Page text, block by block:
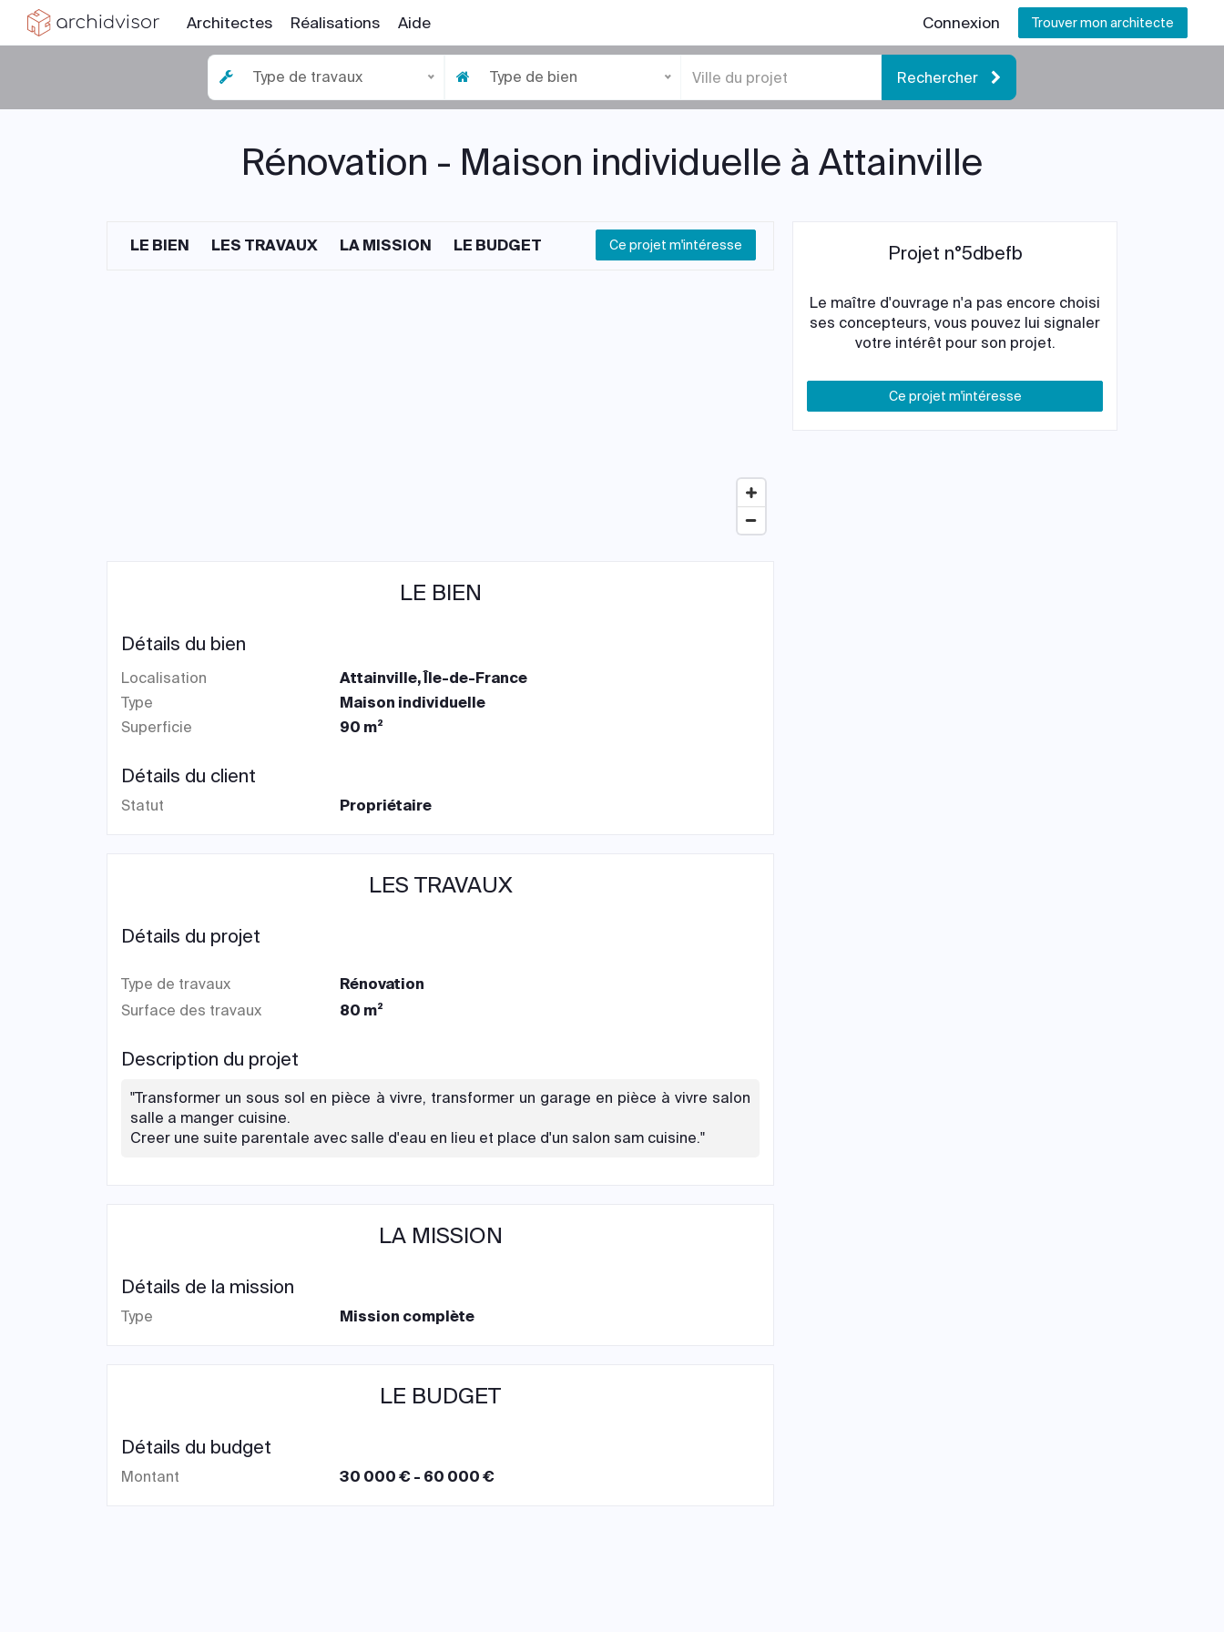
Architectes Réalisations Aide Connexion Trouver mon architecte
Type de travaux Type de bien Rechercher
Rénovation - Maison individuelle à Attainville
LE BIEN LES TRAVAUX LA MISSION LE BUDGET Ce projet m'intéresse
LE BIEN
Détails du bien
Localisation
Attainville, Île-de-France
Type
Maison individuelle
Superficie
90 m²
Détails du client
Statut Propriétaire
LES TRAVAUX
Détails du projet
Type de travaux
Rénovation
Surface des travaux
80 m²
Description du projet
"Transformer un sous sol en pièce à vivre, transformer un garage en pièce à vivre salon
salle a manger cuisine.
Creer une suite parentale avec salle d'eau en lieu et place d'un salon sam cuisine."
LA MISSION
Détails de la mission
Type Mission complète
LE BUDGET
Détails du budget
Montant 30 000 € - 60 000 €
Projet n°5dbefb
Le maître d'ouvrage n'a pas encore choisi
ses concepteurs, vous pouvez lui signaler
votre intérêt pour son projet.
Ce projet m'intéresse